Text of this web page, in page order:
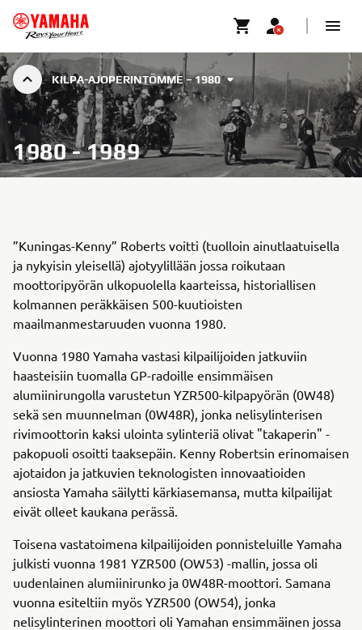
KILPA-AJOPERINTÖMME – 1980
1980 - 1989
”Kuningas-Kenny” Roberts voitti (tuolloin ainutlaatuisella
ja nykyisin yleisellä) ajotyylillään jossa roikutaan
moottoripyörän ulkopuolella kaarteissa, historiallisen
kolmannen peräkkäisen 500-kuutioisten
maailmanmestaruuden vuonna 1980.
Vuonna 1980 Yamaha vastasi kilpailijoiden jatkuviin
haasteisiin tuomalla GP-radoille ensimmäisen
alumiinirungolla varustetun YZR500-kilpapyörän (0W48)
sekä sen muunnelman (0W48R), jonka nelisylinterisen
rivimoottorin kaksi ulointa sylinteriä olivat "takaperin" -
pakopuoli osoitti taaksepäin. Kenny Robertsin erinomaisen
ajotaidon ja jatkuvien teknologisten innovaatioiden
ansiosta Yamaha säilytti kärkiasemansa, mutta kilpailijat
eivät olleet kaukana perässä.
Toisena vastatoimena kilpailijoiden ponnisteluille Yamaha
julkisti vuonna 1981 YZR500 (OW53) -mallin, jossa oli
uudenlainen alumiinirunko ja 0W48R-moottori. Samana
vuonna esiteltiin myös YZR500 (OW54), jonka
nelisylinterinen moottori oli Yamahan ensimmäinen jossa